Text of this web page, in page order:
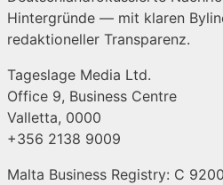
Hintergründe — mit klaren
redaktioneller Transparenz.
Tageslage Media Ltd.
Office 9, Business Centre
Valletta, 0000
+356 2138 9009
Malta Business Registry: C